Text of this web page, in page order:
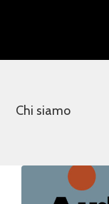
Chi siamo